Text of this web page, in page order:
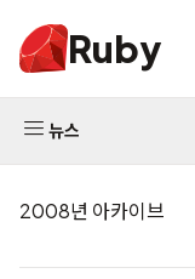
Ruby
뉴스
2008년 아카이브